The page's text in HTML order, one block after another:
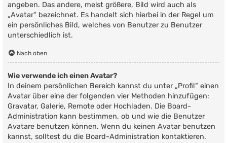
angeben. Das andere, meist größere, Bild wird auch als
„Avatar“ bezeichnet. Es handelt sich hierbei in der Regel um
ein persönliches Bild, welches von Benutzer zu Benutzer
unterschiedlich ist.
Nach oben
Wie verwende ich einen Avatar?
In deinem persönlichen Bereich kannst du unter „Profil“ einen
Avatar über eine der folgenden vier Methoden hinzufügen:
Gravatar, Galerie, Remote oder Hochladen. Die Board-
Administration kann bestimmen, ob und wie die Benutzer
Avatare benutzen können. Wenn du keinen Avatar benutzen
kannst, solltest du die Board-Administration kontaktieren.